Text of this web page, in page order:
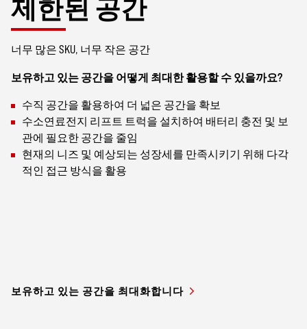
제한된 공간
너무 많은 SKU, 너무 작은 공간
보유하고 있는 공간을 어떻게 최대한 활용할 수 있을까요?
수직 공간을 활용하여 더 넓은 공간을 확보
수소연료전지 리프트 트럭을 설치하여 배터리 충전 및 보
관에 필요한 공간을 줄임
현재의 니즈 및 예상되는 성장세를 만족시키기 위해 다각
적인 접근 방식을 활용
보유하고 있는 공간을 최대화합니다